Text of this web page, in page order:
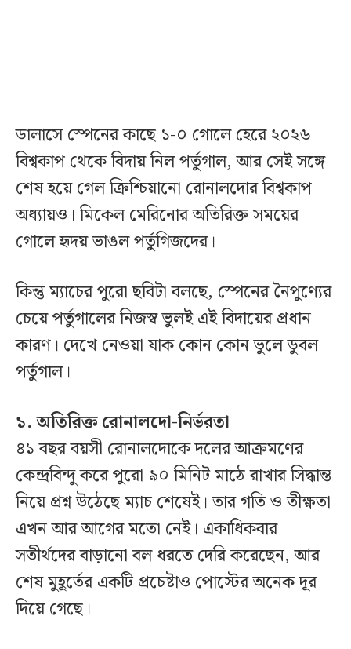
ডালাসে স্পেনের কাছে ১-০ গোলে হেরে ২০২৬
বিশ্বকাপ থেকে বিদায় নিল পর্তুগাল, আর সেই সঙ্গে
শেষ হয়ে গেল ক্রিশ্চিয়ানো রোনালদোর বিশ্বকাপ
অধ্যায়ও। মিকেল মেরিনোর অতিরিক্ত সময়ের
গোলে হৃদয় ভাঙল পর্তুগিজদের।
কিন্তু ম্যাচের পুরো ছবিটা বলছে, স্পেনের নৈপুণ্যের
চেয়ে পর্তুগালের নিজস্ব ভুলই এই বিদায়ের প্রধান
কারণ। দেখে নেওয়া যাক কোন কোন ভুলে ডুবল
পর্তুগাল।
১. অতিরিক্ত রোনালদো-নির্ভরতা
৪১ বছর বয়সী রোনালদোকে দলের আক্রমণের
কেন্দ্রবিন্দু করে পুরো ৯০ মিনিট মাঠে রাখার সিদ্ধান্ত
নিয়ে প্রশ্ন উঠেছে ম্যাচ শেষেই। তার গতি ও তীক্ষ্ণতা
এখন আর আগের মতো নেই। একাধিকবার
সতীর্থদের বাড়ানো বল ধরতে দেরি করেছেন, আর
শেষ মুহূর্তের একটি প্রচেষ্টাও পোস্টের অনেক দূর
দিয়ে গেছে।